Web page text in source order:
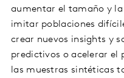
aumentar el tamaño y la
imitar poblaciones
crear nuevos insights y
predictivos o acelerar el
las muestras sintéticas